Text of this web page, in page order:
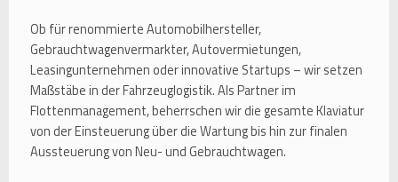
Ob für renommierte Automobilhersteller,
Gebrauchtwagenvermarkter, Autovermietungen,
Leasingunternehmen oder innovative Startups – wir setzen
Maßstäbe in der Fahrzeuglogistik. Als Partner im
Flottenmanagement, beherrschen wir die gesamte Klaviatur
von der Einsteuerung über die Wartung bis hin zur finalen
Aussteuerung von Neu- und Gebrauchtwagen.